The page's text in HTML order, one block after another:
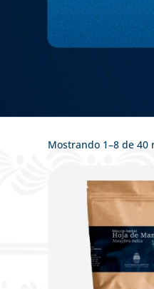
Mostrando 1–8 de 40